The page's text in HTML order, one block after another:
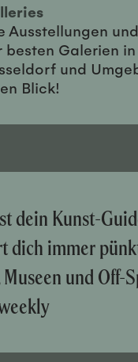
Ausstellungen
besten Galerien
und
Blick!
dein Kunst-
dich immer
und Off-